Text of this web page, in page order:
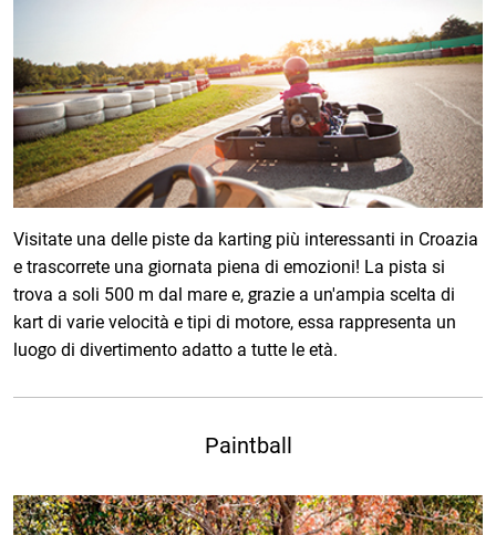
Visitate una delle piste da karting più interessanti in Croazia
e trascorrete una giornata piena di emozioni! La pista si
trova a soli 500 m dal mare e, grazie a un'ampia scelta di
kart di varie velocità e tipi di motore, essa rappresenta un
luogo di divertimento adatto a tutte le età.
Paintball